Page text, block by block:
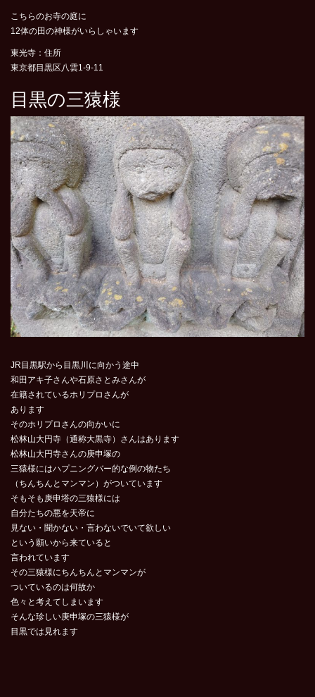
こちらのお寺の庭に
12体の田の神様がいらしゃいます
東光寺：住所
東京都目黒区八雲1‐9‐11
目黒の三猿様
JR目黒駅から目黒川に向かう途中
和田アキ子さんや石原さとみさんが
在籍されているホリプロさんが
あります
そのホリプロさんの向かいに
松林山大円寺（通称大黒寺）さんはあります
松林山大円寺さんの庚申塚の
三猿様にはハプニングバー的な例の物たち
（ちんちんとマンマン）がついています
そもそも庚申塔の三猿様には
自分たちの悪を天帝に
見ない・聞かない・言わないでいて欲しい
という願いから来ていると
言われています
その三猿様にちんちんとマンマンが
ついているのは何故か
色々と考えてしまいます
そんな珍しい庚申塚の三猿様が
目黒では見れます